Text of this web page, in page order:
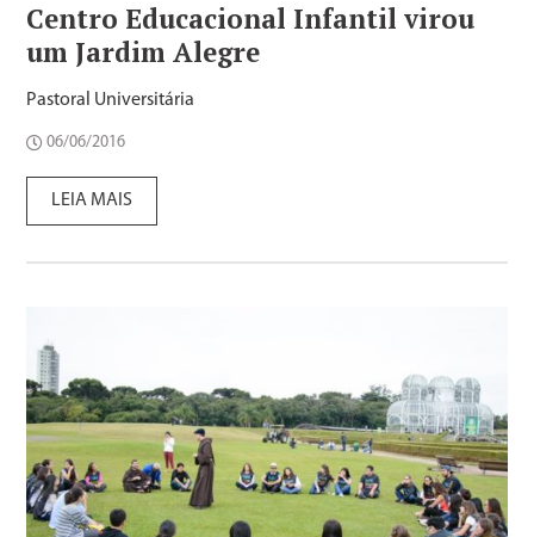
Centro Educacional Infantil virou
um Jardim Alegre
Pastoral Universitária
06/06/2016
LEIA MAIS